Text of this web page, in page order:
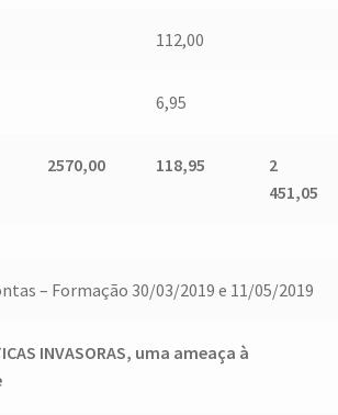
112,00
6,95
2570,00 118,95
2
451,05
– Formação 30/03/2019 e 11/05/2019
INVASORAS, uma ameaça à